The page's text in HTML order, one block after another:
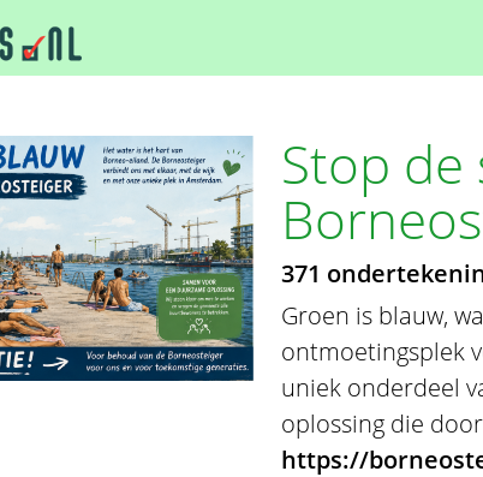
Stop de
371
Groen is blauw,
ontmoetingsplek
uniek onderdeel
oplossing die
https://